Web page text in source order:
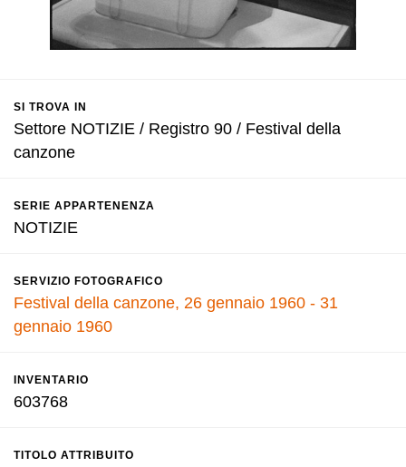
SI TROVA IN
Settore NOTIZIE / Registro 90 / Festival della
canzone
SERIE APPARTENENZA
NOTIZIE
SERVIZIO FOTOGRAFICO
Festival della canzone, 26 gennaio 1960 - 31
gennaio 1960
INVENTARIO
603768
TITOLO ATTRIBUITO